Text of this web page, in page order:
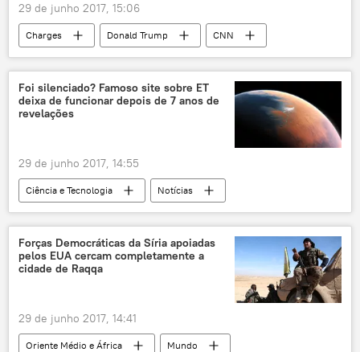
29 de junho 2017, 15:06
Charges Donald Trump
CNN
intervenção
notícias falsas
fake news
EUA
Rússia
eleições
Foi silenciado? Famoso site sobre ET
deixa de funcionar depois de 7 anos de
revelações
29 de junho 2017, 14:55
Ciência e Tecnologia
Notícias
Sociedade
extraterrestre
ET
vida extraterrestre
NASA
Forças Democráticas da Síria apoiadas
pelos EUA cercam completamente a
cidade de Raqqa
29 de junho 2017, 14:41
Oriente Médio e África
Mundo